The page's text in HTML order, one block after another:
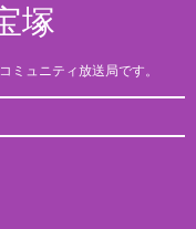
塚
ミュニティ放送局です。